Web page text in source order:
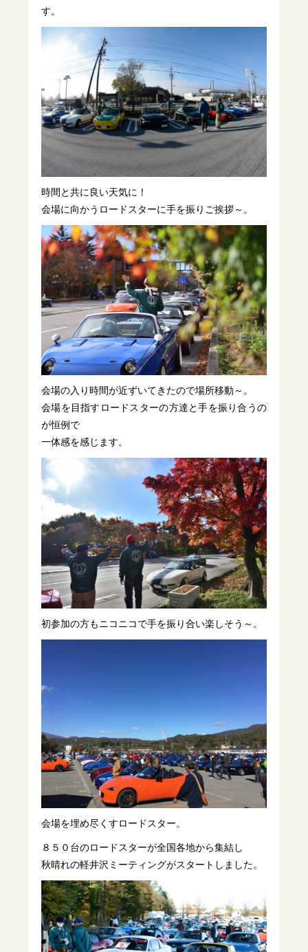
す。
時間と共に良い天気に！
会場に向かうロードスターに手を振りご挨拶～。
会場の入り時間が近ずいてきたので場所移動～。
会場を目指すロードスターの方達と手を振り合うの
が恒例で
一体感を感じます。
初参加の方もニコニコで手を振り合い楽しそう～。
会場を埋め尽くすロードスター。
８５０台のロードスターが全国各地から集結し
秋晴れの軽井沢ミーティングがスタートしました。